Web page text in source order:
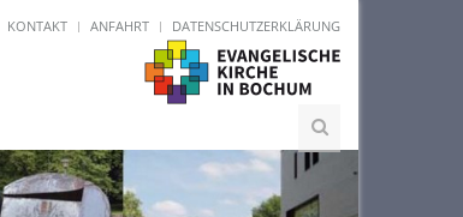
KONTAKT ANFAHRT DATENSCHUTZERKLÄRUNG